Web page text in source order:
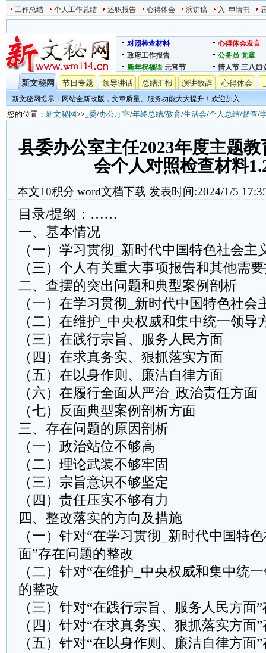
工作总结 个人工作总结 述职报告 心得体会 演讲稿 入_申请书
对照检查材料
心得体会发言
政府工作报告
公务员 党章
新年祝福语 元宵节 情人节 三八妇
新文秘网 节日专题 领导讲话 总结汇报 演讲致辞 心得体会
新文秘网提示：网站全新改版，文章质量、服务功能大大提升！欢迎加入
您的位置： 新文秘网>> _委/办公厅室/年终总结/教育/生活会/个人总结/督查/
县委办公室主任2023年度主题
会个人对照检查材料
本文10积分 word文档下载 发表时间:2024/1/5
目录/提纲：……
一、基本情况
（一）学习贯彻_新时代中国特色社会主
（三）个人有关重大事项报告和其他需
二、查摆的突出问题和典型案例剖析
（一）在学习贯彻_新时代中国特色社会
（二）在维护_中央权威和集中统一领导
（三）在践行宗旨、服务人民方面
（四）在求真务实、狠抓落实方面
（五）在以身作则、廉洁自律方面
（六）在履行全面从严治_政治责任方面
（七）反面典型案例剖析方面
三、存在问题的原因剖析
（一）政治站位不够高
（二）理论武装不够牢固
（三）宗旨意识不够坚定
（四）责任压实不够有力
四、整改落实的方向及措施
（一）针对“在学习贯彻_新时代中国特
面”存在问题的整改
（二）针对“在维护_中央权威和集中统
的整改
（三）针对“在践行宗旨、服务人民方面
（四）针对“在求真务实、狠抓落实方面
（五）针对“在以身作则、廉洁自律方面